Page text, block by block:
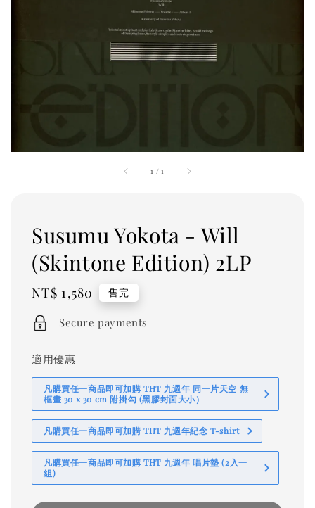
1 /1
Susumu Yokota - Will
(Skintone Edition) 2LP
Regular
price
NT$ 1,580 售完
Secure payments
適用優惠
凡購買任一商品即可加購 THT 九週年 同一片天空 無
框畫 30 x 30 cm 附掛勾 (黑膠封面大小）
凡購買任一商品即可加購 THT 九週年紀念 T-shirt
凡購買任一商品即可加購 THT 九週年 唱片墊 (2入一
組)